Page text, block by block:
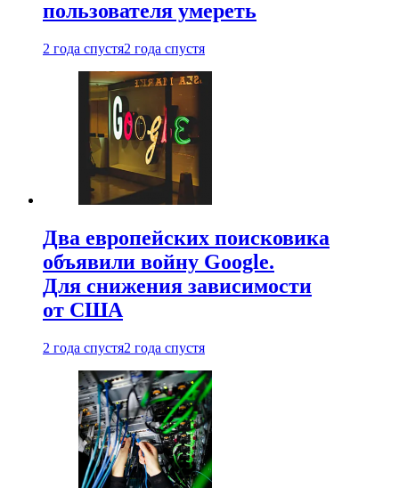
пользователя умереть
2 года спустя2 года спустя
Два европейских поисковика
объявили войну Google.
Для снижения зависимости
от США
2 года спустя2 года спустя